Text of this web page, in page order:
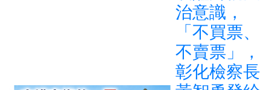
治意識，
「不買票、
不賣票」，
彰化檢察長